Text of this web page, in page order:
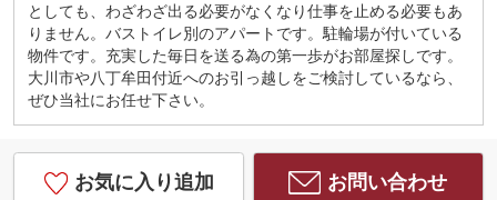
としても、わざわざ出る必要がなくなり仕事を止める必要もあ
りません。バストイレ別のアパートです。駐輪場が付いている
物件です。充実した毎日を送る為の第一歩がお部屋探しです。
大川市や八丁牟田付近へのお引っ越しをご検討しているなら、
ぜひ当社にお任せ下さい。
お気に入り追加 お問い合わせ